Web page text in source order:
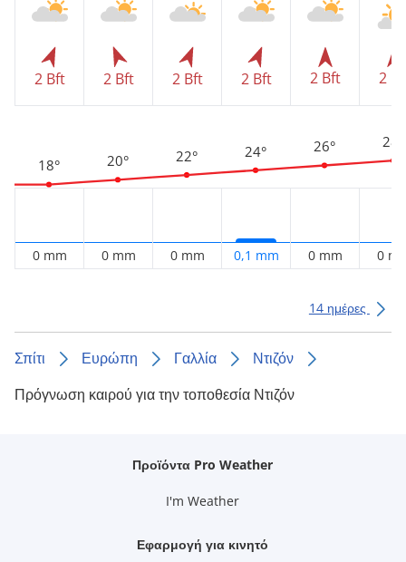
2 Bft
18°
0 mm
2 Bft
20°
0 mm
2 Bft
22°
0 mm
2 Bft
24°
0,1 mm
2 Bft
26°
0 mm
2
28°
0
14 ημέρες
Σπίτι Ευρώπη Γαλλία
Ντιζόν
Πρόγνωση καιρού για την τοποθεσία Ντιζόν
Προϊόντα Pro Weather
I'm Weather
Εφαρμογή για κινητό